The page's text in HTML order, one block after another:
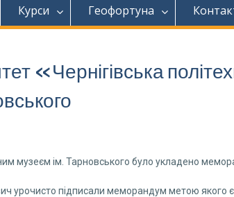
Курси Геофортуна
«Чернігівська
музеєм ім. Тарновського було укладено
урочисто підписали меморандум метою якого є